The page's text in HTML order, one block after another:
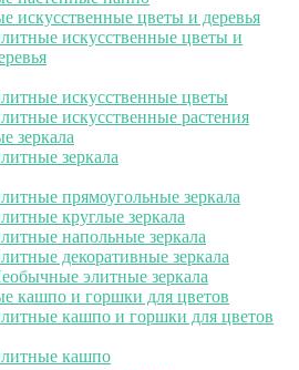
искусственные цветы и деревья
искусственные цветы и
искусственные цветы
искусственные растения
зеркала
зеркала
прямоугольные зеркала
круглые зеркала
напольные зеркала
декоративные зеркала
элитные зеркала
кашпо и горшки для цветов
кашпо и горшки для цветов
кашпо